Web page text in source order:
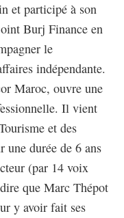
et participé à son
Burj Finance en
le
indépendante.
Maroc, ouvre une
Il vient
et des
une durée de 6 ans
(par 14 voix
que Marc Thépot
y avoir fait ses